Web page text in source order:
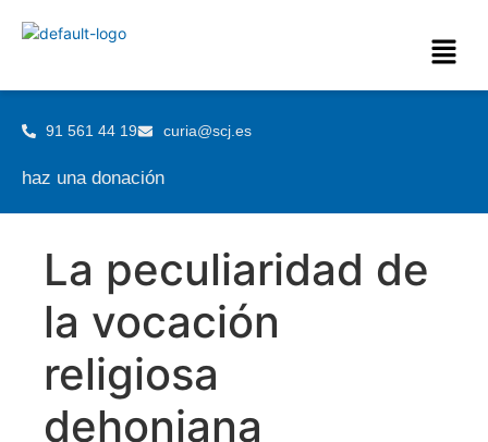
91 561 44 19 curia@scj.es
haz una donación
La peculiaridad de
la vocación
religiosa
dehoniana